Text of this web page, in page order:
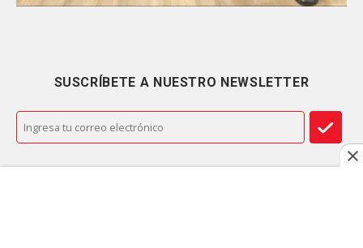
SUSCRÍBETE A NUESTRO NEWSLETTER